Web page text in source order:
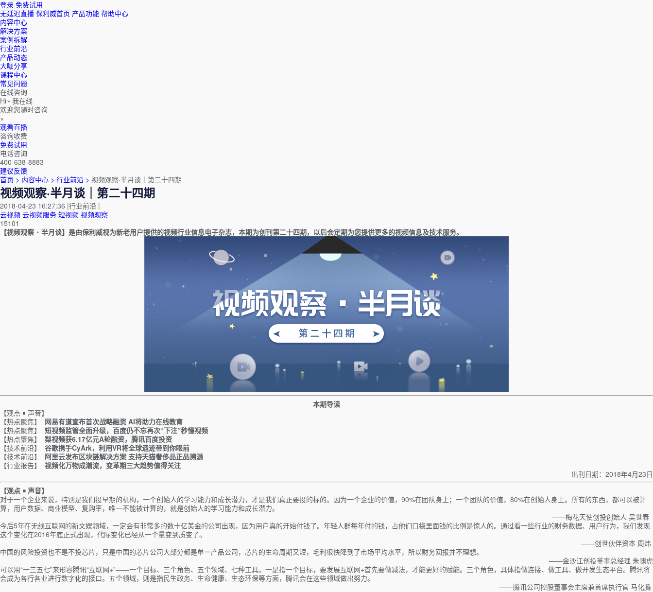
登录 免费试用
无延迟直播 保利威首页 产品功能 帮助中心
内容中心
解决方案
案例拆解
行业前沿
产品动态
大咖分享
课程中心
常见问题
在线咨询
Hi~ 我在线
欢迎您随时咨询
×
观看直播
咨询收费
免费试用
电话咨询
400-638-8883
建议反馈
首页 > 内容中心 > 行业前沿 > 视频观察·半月谈｜第二十四期
视频观察·半月谈｜第二十四期
2018-04-23 16:27:36 |行业前沿 |
云视频 云视频服务 短视频 视频观察
15101
【视频观察 ･ 半月谈】是由保利威视为新老用户提供的视频行业信息电子杂志，本期为创刊第二十四期，以后会定期为您提供更多的视频信息及技术服务。
本期导读
【观点 ￭ 声音】
【热点聚焦】 网易有道宣布首次战略融资 AI将助力在线教育
【热点聚焦】 短视频监管全面升级，百度仍不忘再次“下注”秒懂视频
【热点聚焦】 梨视频获6.17亿元A轮融资，腾讯百度投资
【技术前沿】 谷歌携手CyArk，利用VR将全球遗迹带到你眼前
【技术前沿】 阿里云发布区块链解决方案 支持天猫奢侈品正品溯源
【行业报告】 视频化万物成潮流，变革期三大趋势值得关注
出刊日期：2018年4月23日
【观点 ￭ 声音】
对于一个企业来说，特别是我们投早期的机构，一个创始人的学习能力和成长潜力，才是我们真正要投的标的。因为一个企业的价值，90%在团队身上；一个团队的价值，80%在创始人身上。所有的东西，都可以被计
算，用户数据、商业模型、复购率，唯一不能被计算的，就是创始人的学习能力和成长潜力。
——梅花天使创投创始人 吴世春
今后5年在无线互联网的新文娱领域，一定会有非常多的数十亿美金的公司出现，因为用户真的开始付钱了。年轻人群每年付的钱，占他们口袋里面钱的比例是惊人的。通过看一些行业的财务数据、用户行为，我们发现
这个变化在2016年底正式出现，代际变化已经从一个量变到质变了。
——创世伙伴资本 周炜
中国的风险投资也不是不投芯片，只是中国的芯片公司大部分都是单一产品公司，芯片的生命周期又短，毛利很快降到了市场平均水平，所以财务回报并不理想。
——金沙江创投董事总经理 朱啸虎
可以用“一三五七”来形容腾讯“互联网+”——一个目标、三个角色、五个领域、七种工具。一是指一个目标，要发展互联网+首先要做减法，才能更好的赋能。三个角色，具体指做连接、做工具、做开发生态平台。腾讯将
会成为各行各业进行数字化的接口。五个领域，则是指民生政务、生命健康、生态环保等方面，腾讯会在这些领域做出努力。
——腾讯公司控股董事会主席兼首席执行官 马化腾